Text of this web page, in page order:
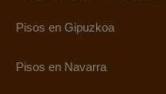
Pisos en Gipuzkoa
Pisos en Navarra